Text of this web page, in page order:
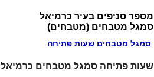
מספר סניפים בעיר כרמיאל
סמגל מטבחים (מטבחים)
סמגל מטבחים שעות פתיחה
שעות פתיחה סמגל מטבחים כרמיאל